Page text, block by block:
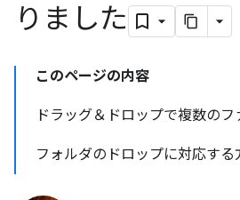
りました
このページの内容
ドラッグ＆ドロップで複数の
フォルダのドロップに対応する